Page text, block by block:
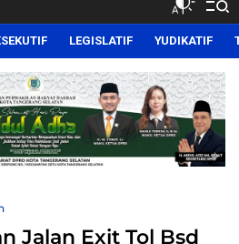
LEGISLATIF YUDIKATIF
Jalan Exit Tol Bsd